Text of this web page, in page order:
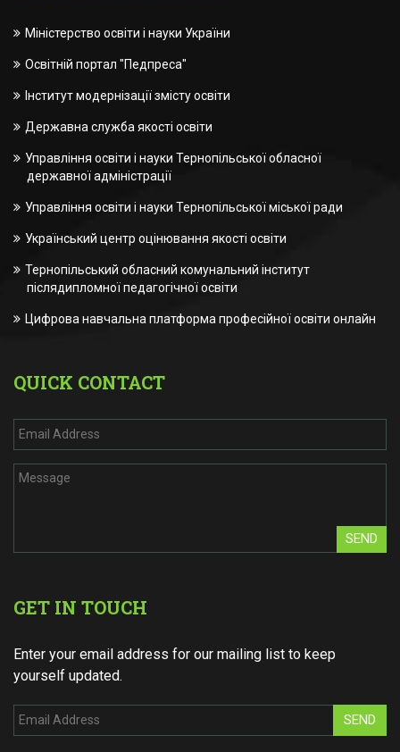
Міністерство освіти і науки України
Освітній портал "Педпреса"
Інститут модернізації змісту освіти
Державна служба якості освіти
Управління освіти і науки Тернопільської обласної
державної адміністрації
Управління освіти і науки Тернопільської міської ради
Український центр оцінювання якості освіти
Тернопільський обласний комунальний інститут
післядипломної педагогічної освіти
Цифрова навчальна платформа професійної освіти онлайн
QUICK CONTACT
SEND
GET IN TOUCH
Enter your email address for our mailing list to keep
yourself updated.
SEND